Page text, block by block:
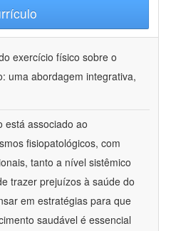
exercício físico sobre o
uma abordagem integrativa,
está associado ao
fisiopatológicos, com
tanto a nível sistêmico
trazer prejuízos à saúde do
em estratégias para que
saudável é essencial